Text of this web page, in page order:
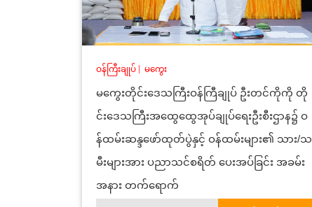
ဝန်ကြီးချုပ် မကွေး
မကွေးတိုင်းဒေသကြီးဝန်ကြီချုပ် ဦးတင်ကိုကို တို
င်းဒေသကြီးအထွေထွေအုပ်ချုပ်ရေးဦးစီးဌာန၌ ဝ
န်ထမ်းဆန္ဒဖော်ထုတ်ပွဲနှင့် ဝန်ထမ်းများ၏ သား/သ
မီးများအား ပညာသင်စရိတ် ပေးအပ်ခြင်း အခမ်း
အနား တက်ရောက်